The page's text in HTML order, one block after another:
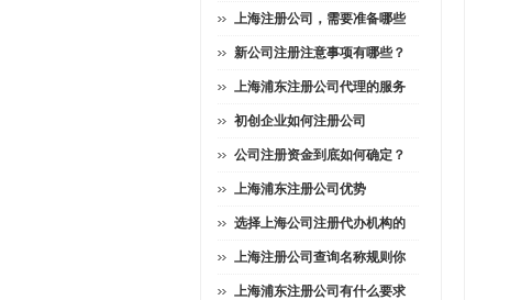
上海注册公司，需要准备哪些
新公司注册注意事项有哪些？
上海浦东注册公司代理的服务
初创企业如何注册公司
公司注册资金到底如何确定？
上海浦东注册公司优势
选择上海公司注册代办机构的
上海注册公司查询名称规则你
上海浦东注册公司有什么要求